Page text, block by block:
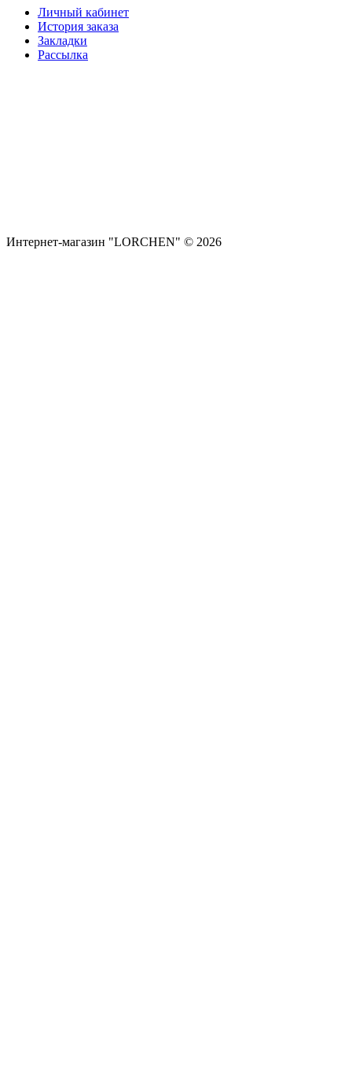
Личный кабинет
История заказа
Закладки
Рассылка
Интернет-магазин "LORCHEN" © 2026